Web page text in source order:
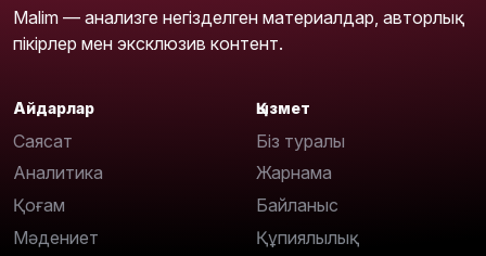
Malim — анализге негізделген материалдар, авторлық
пікірлер мен эксклюзив контент.
Айдарлар
Саясат
Аналитика
Қоғам
Мәдениет
Қызмет
Біз туралы
Жарнама
Байланыс
Құпиялылық